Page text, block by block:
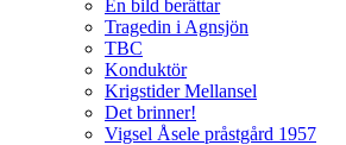
En bild berättar
Tragedin i Agnsjön
TBC
Konduktör
Krigstider Mellansel
Det brinner!
Vigsel Åsele pråstgård 1957